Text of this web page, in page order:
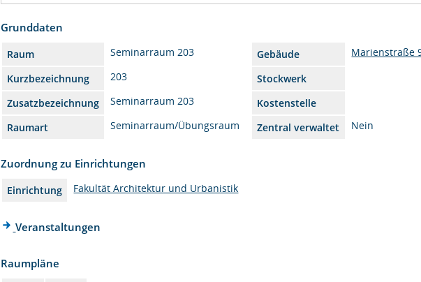
Grunddaten
Raum Seminarraum 203 Gebäude
Marienstraße
Kurzbezeichnung
203
Stockwerk
Zusatzbezeichnung
Seminarraum 203
Kostenstelle
Raumart
Seminarraum/Übungsraum Zentral verwaltet Nein
Zuordnung zu Einrichtungen
Einrichtung Fakultät Architektur und Urbanistik
Veranstaltungen
Raumpläne